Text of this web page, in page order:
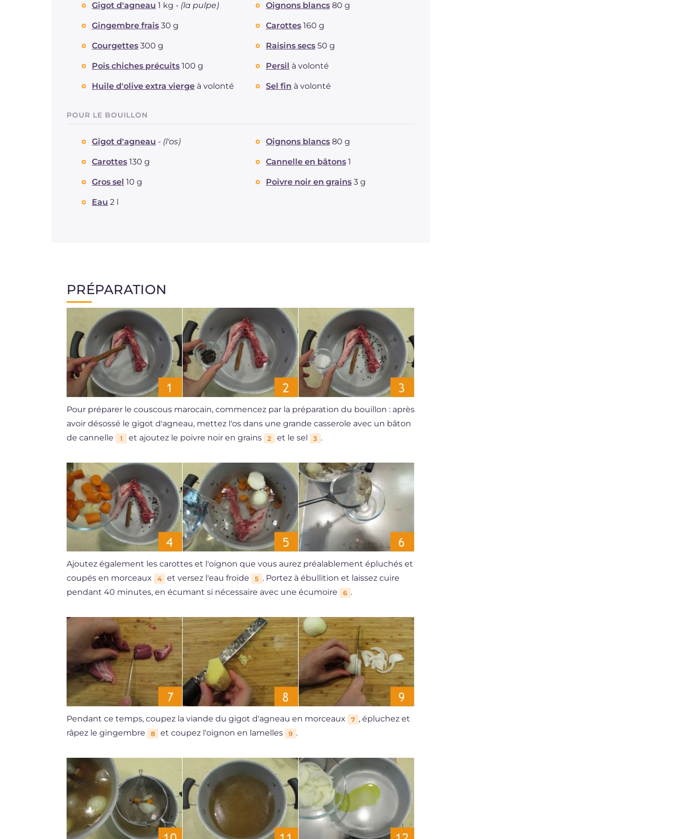
Gigot d'agneau 1 kg - (la pulpe) Oignons blancs 80 g
Gingembre frais 30 g Carottes 160 g
Courgettes 300 g Raisins secs 50 g
Pois chiches précuits 100 g Persil à volonté
Huile d'olive extra vierge à volonté Sel fin à volonté
POUR LE BOUILLON
Gigot d'agneau - (l'os) Oignons blancs 80 g
Carottes 130 g Cannelle en bâtons 1
Gros sel 10 g Poivre noir en grains 3 g
Eau 2 l
PRÉPARATION
Pour préparer le couscous marocain, commencez par la préparation du bouillon : après
avoir désossé le gigot d'agneau, mettez l'os dans une grande casserole avec un bâton
de cannelle
1 et ajoutez le poivre noir en grains 2 et le sel 3 .
Ajoutez également les carottes et l'oignon que vous aurez préalablement épluchés et
coupés en morceaux
4 et versez l'eau froide 5 . Portez à ébullition et laissez cuire
pendant 40 minutes, en écumant si nécessaire avec une écumoire
6 .
Pendant ce temps, coupez la viande du gigot d'agneau en morceaux 7 , épluchez et
râpez le gingembre
8 et coupez l'oignon en lamelles 9 .